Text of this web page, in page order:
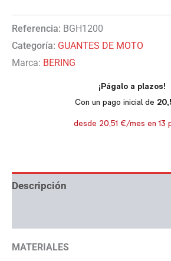
Referencia: BGH1200
Categoría: GUANTES DE MOTO
Marca: BERING
Descripción
MATERIALES